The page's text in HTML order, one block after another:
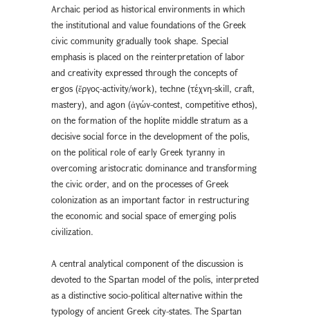
Archaic period as historical environments in which
the institutional and value foundations of the Greek
civic community gradually took shape. Special
emphasis is placed on the reinterpretation of labor
and creativity expressed through the concepts of
ergos (ἔργος-activity/work), techne (τέχνη-skill, craft,
mastery), and agon (ἀγών-contest, competitive ethos),
on the formation of the hoplite middle stratum as a
decisive social force in the development of the polis,
on the political role of early Greek tyranny in
overcoming aristocratic dominance and transforming
the civic order, and on the processes of Greek
colonization as an important factor in restructuring
the economic and social space of emerging polis
civilization.
A central analytical component of the discussion is
devoted to the Spartan model of the polis, interpreted
as a distinctive socio-political alternative within the
typology of ancient Greek city-states. The Spartan